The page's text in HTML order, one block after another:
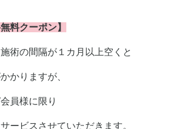
料クーポン】
術の間隔が１カ月以上空くと
かりますが、
員様に限り
ービスさせていただきます。